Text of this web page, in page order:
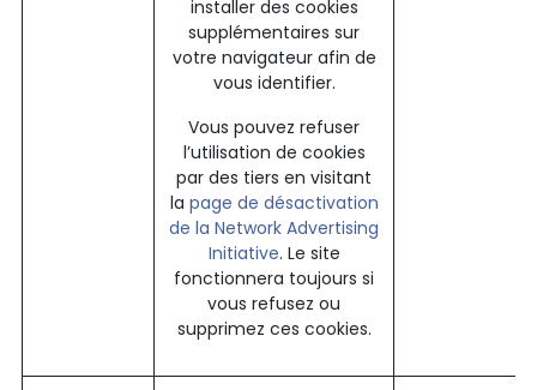
installer des cookies
supplémentaires sur
votre navigateur afin de
vous identifier.
Vous pouvez refuser
l’utilisation de cookies
par des tiers en visitant
la page de désactivation
de la Network Advertising
Initiative. Le site
fonctionnera toujours si
vous refusez ou
supprimez ces cookies.